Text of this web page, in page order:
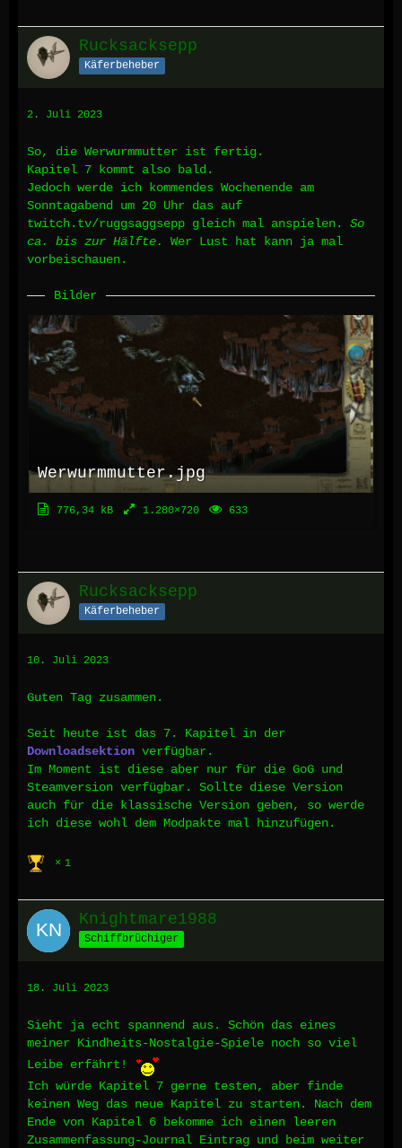
Rucksacksepp
Käferbeheber
2. Juli 2023
So, die Werwurmmutter ist fertig.
Kapitel 7 kommt also bald.
Jedoch werde ich kommendes Wochenende am
Sonntagabend um 20 Uhr das auf
twitch.tv/ruggsaggsepp gleich mal anspielen. So
ca. bis zur Hälfte.
Wer Lust hat kann ja mal
vorbeischauen.
Bilder
Werwurmmutter.jpg
776,34 kB 1.280×720 633
Rucksacksepp
Käferbeheber
10. Juli 2023
Guten Tag zusammen.
Seit heute ist das 7. Kapitel in der
Downloadsektion verfügbar.
Im Moment ist diese aber nur für die GoG und
Steamversion verfügbar. Sollte diese Version
auch für die klassische Version geben, so werde
ich diese wohl dem Modpakte mal hinzufügen.
1
Knightmare1988
Schiffbrüchiger
18. Juli 2023
Sieht ja echt spannend aus. Schön das eines
meiner Kindheits-Nostalgie-Spiele noch so viel
Leibe erfährt!
Ich würde Kapitel 7 gerne testen, aber finde
keinen Weg das neue Kapitel zu starten. Nach dem
Ende von Kapitel 6 bekomme ich einen leeren
Zusammenfassung-Journal Eintrag und beim weiter